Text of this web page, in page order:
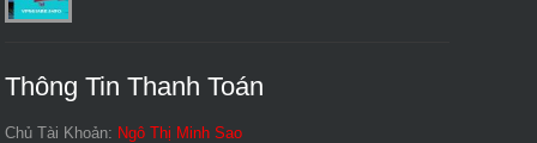
Thông Tin Thanh Toán
Chủ Tài Khoản: Ngô Thị Minh Sao